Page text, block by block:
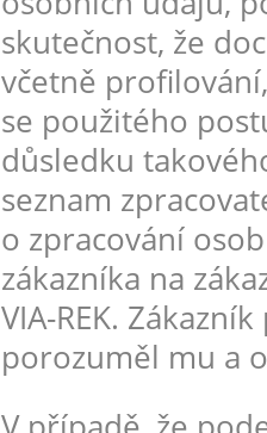
skutečnost, že
včetně
se použitého
důsledku
seznam
o zpracování
zákazníka na
VIA-REK.
porozuměl mu a